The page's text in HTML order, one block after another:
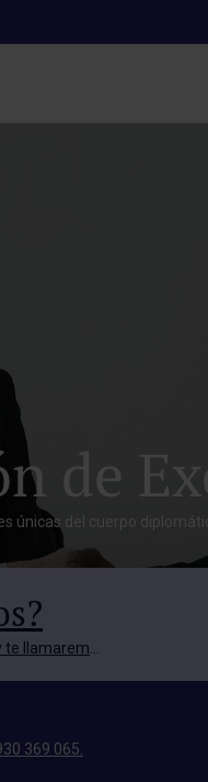
de
únicas del cuerpo
369 065.